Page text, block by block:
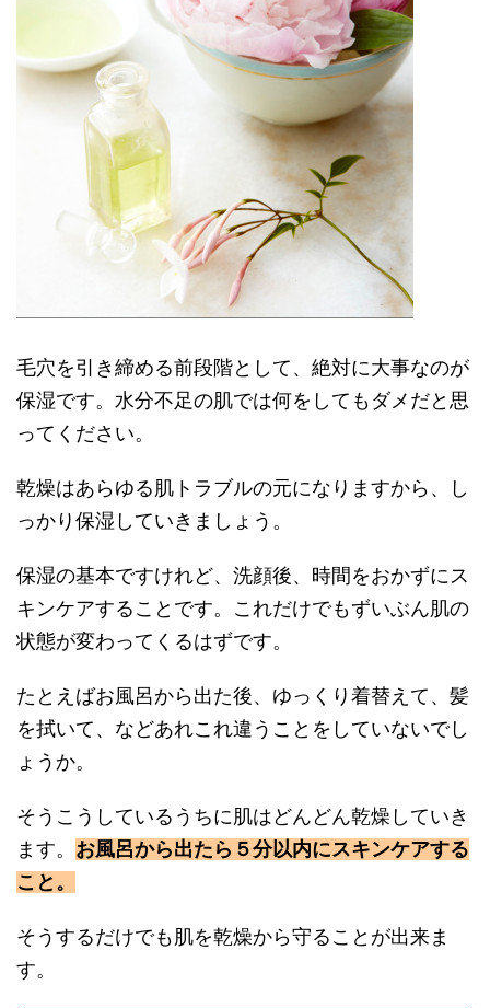
毛穴を引き締める前段階として、絶対に大事なのが
保湿です。水分不足の肌では何をしてもダメだと思
ってください。
乾燥はあらゆる肌トラブルの元になりますから、し
っかり保湿していきましょう。
保湿の基本ですけれど、洗顔後、時間をおかずにス
キンケアすることです。これだけでもずいぶん肌の
状態が変わってくるはずです。
たとえばお風呂から出た後、ゆっくり着替えて、髪
を拭いて、などあれこれ違うことをしていないでし
ょうか。
そうこうしているうちに肌はどんどん乾燥していき
ます。 お風呂から出たら５分以内にスキンケアする
こと。
そうするだけでも肌を乾燥から守ることが出来ま
す。